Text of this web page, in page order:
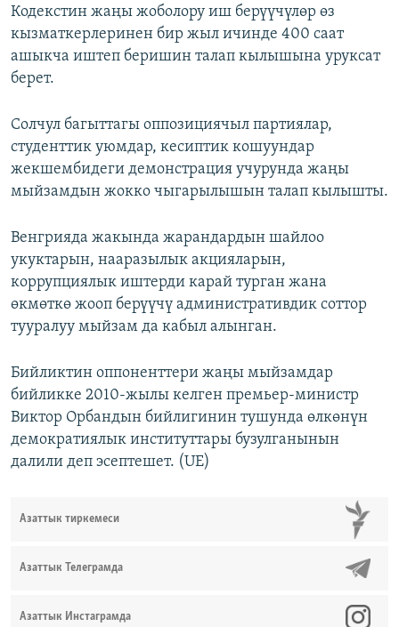
Кодекстин жаңы жоболору иш берүүчүлөр өз
кызматкерлеринен бир жыл ичинде 400 саат
ашыкча иштеп беришин талап кылышына уруксат
берет.
Солчул багыттагы оппозициячыл партиялар,
студенттик уюмдар, кесиптик кошуундар
жекшембидеги демонстрация учурунда жаңы
мыйзамдын жокко чыгарылышын талап кылышты.
Венгрияда жакында жарандардын шайлоо
укуктарын, нааразылык акцияларын,
коррупциялык иштерди карай турган жана
өкмөткө жооп берүүчү административдик соттор
тууралуу мыйзам да кабыл алынган.
Бийликтин оппоненттери жаңы мыйзамдар
бийликке 2010-жылы келген премьер-министр
Виктор Орбандын бийлигинин тушунда өлкөнүн
демократиялык институттары бузулганынын
далили деп эсептешет. (UE)
Азаттык тиркемеси
Азаттык Телеграмда
Азаттык Инстаграмда